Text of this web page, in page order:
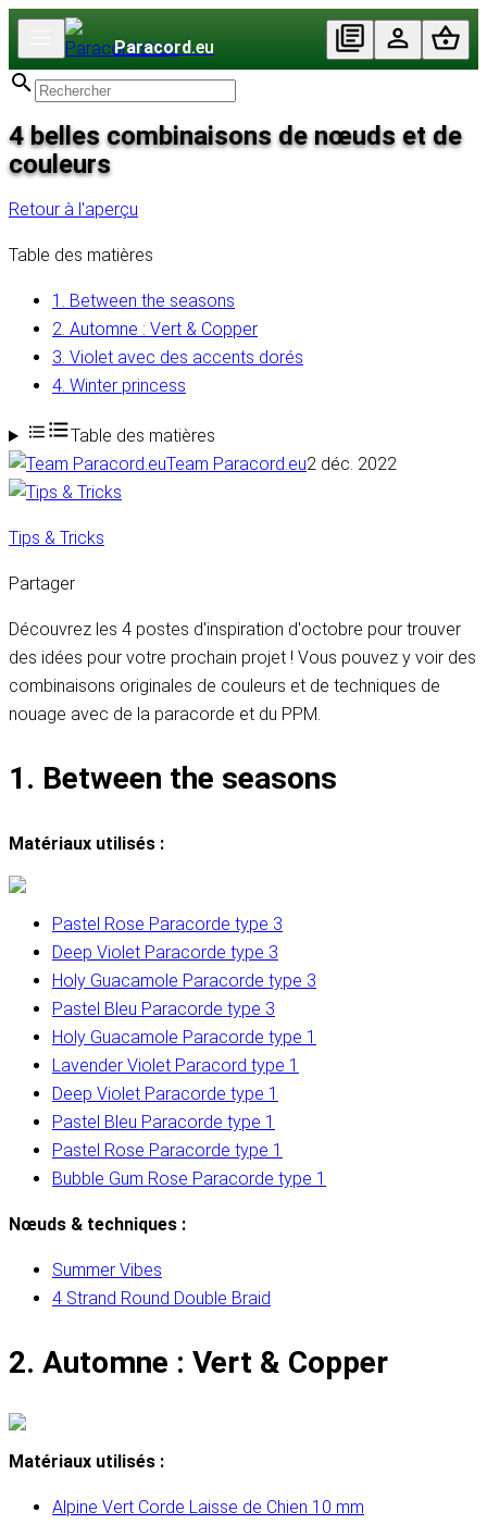
Paracord.eu
4 belles combinaisons de nœuds et de
couleurs
Retour à l'aperçu
Table des matières
1. Between the seasons
2. Automne : Vert & Copper
3. Violet avec des accents dorés
4. Winter princess
Table des matières
Team Paracord.eu2 déc. 2022
Tips & Tricks
Partager
Découvrez les 4 postes d'inspiration d'octobre pour trouver
des idées pour votre prochain projet ! Vous pouvez y voir des
combinaisons originales de couleurs et de techniques de
nouage avec de la paracorde et du PPM.
1. Between the seasons
Matériaux utilisés :
Pastel Rose Paracorde type 3
Deep Violet Paracorde type 3
Holy Guacamole Paracorde type 3
Pastel Bleu Paracorde type 3
Holy Guacamole Paracorde type 1
Lavender Violet Paracord type 1
Deep Violet Paracorde type 1
Pastel Bleu Paracorde type 1
Pastel Rose Paracorde type 1
Bubble Gum Rose Paracorde type 1
Nœuds & techniques :
Summer Vibes
4 Strand Round Double Braid
2. Automne : Vert & Copper
Matériaux utilisés :
Alpine Vert Corde Laisse de Chien 10 mm